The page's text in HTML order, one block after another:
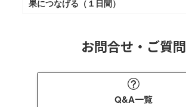
果につなげる（１日間）
お問合せ・ご質問
Q&A一覧